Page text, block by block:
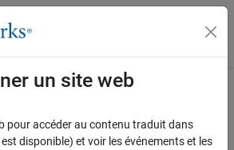
l'affichage du menu
model
un site web
pour accéder au contenu traduit dans
disponible) et voir les événements et les